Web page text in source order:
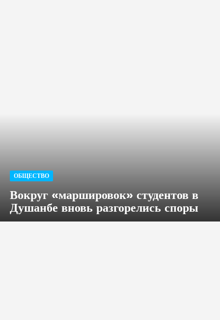
ОБЩЕСТВО
Вокруг «маршировок» студентов в
Душанбе вновь разгорелись споры